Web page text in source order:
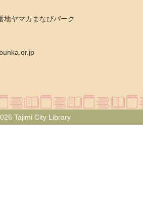
地ヤマカまなびパーク
Tajimi City Library